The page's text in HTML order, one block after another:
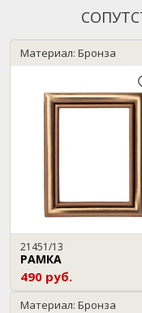
Материал: Бронза
21451/13
РАМКА
490 руб.
Материал: Бронза